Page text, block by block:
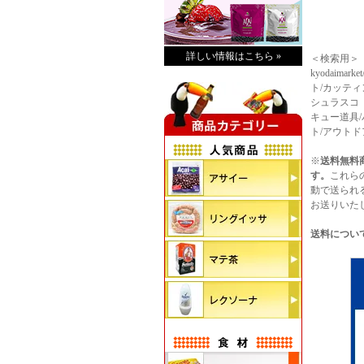
詳しい情報はこちら »
＜検索用＞
ト/カッテ
シュラス
キュー道
ト/アウト
※送料無料
す。 これら
動で送られ
お送りいた
送料につい